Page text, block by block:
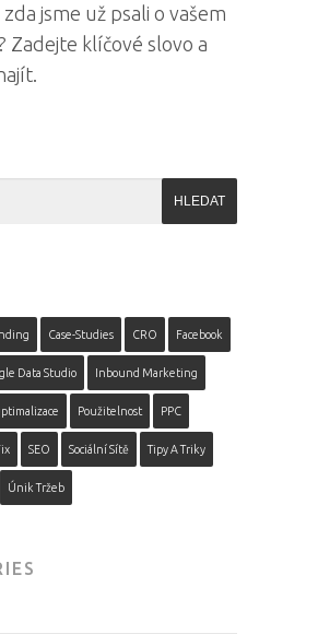
zda jsme už psali o vašem
Zadejte klíčové slovo a
Case-Studies CRO Facebook
Data Studio Inbound Marketing
Použitelnost PPC
SEO Sociální Sítě Tipy A Triky
Únik Tržeb